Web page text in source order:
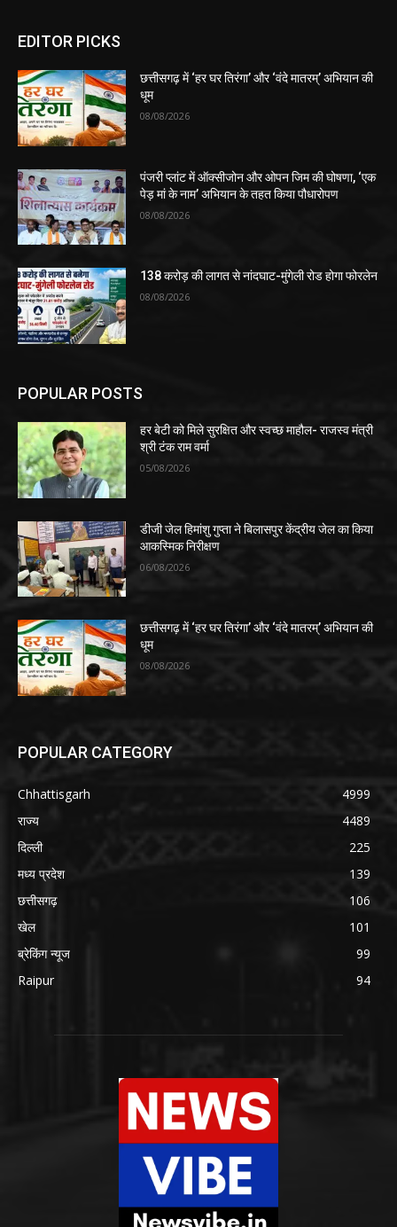
EDITOR PICKS
छत्तीसगढ़ में ‘हर घर तिरंगा’ और ‘वंदे मातरम्’ अभियान की
धूम
08/08/2026
पंजरी प्लांट में ऑक्सीजोन और ओपन जिम की घोषणा, ‘एक
पेड़ मां के नाम’ अभियान के तहत किया पौधारोपण
08/08/2026
138 करोड़ की लागत से नांदघाट-मुंगेली रोड होगा फोरलेन
08/08/2026
POPULAR POSTS
हर बेटी को मिले सुरक्षित और स्वच्छ माहौल- राजस्व मंत्री
श्री टंक राम वर्मा
05/08/2026
डीजी जेल हिमांशु गुप्ता ने बिलासपुर केंद्रीय जेल का किया
आकस्मिक निरीक्षण
06/08/2026
छत्तीसगढ़ में ‘हर घर तिरंगा’ और ‘वंदे मातरम्’ अभियान की
धूम
08/08/2026
POPULAR CATEGORY
Chhattisgarh
4999
राज्य
4489
दिल्ली
225
मध्य प्रदेश
139
छत्तीसगढ़
106
खेल
101
ब्रेकिंग न्यूज
99
Raipur
94